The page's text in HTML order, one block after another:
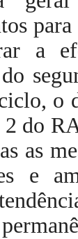
a
o
do
as
e